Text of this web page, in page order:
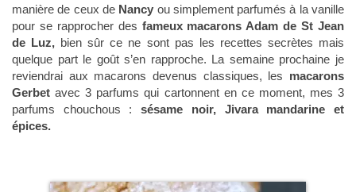
manière de ceux de Nancy ou simplement parfumés à la vanille
pour se rapprocher des fameux macarons Adam de St Jean
de Luz, bien sûr ce ne sont pas les recettes secrètes mais
quelque part le goût s’en rapproche. La semaine prochaine je
reviendrai aux macarons devenus classiques, les macarons
Gerbet avec 3 parfums qui cartonnent en ce moment, mes 3
parfums chouchous :sésame noir, Jivara mandarine et
épices.